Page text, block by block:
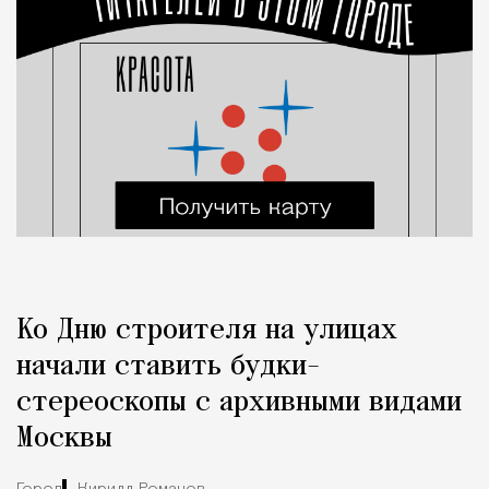
Ко Дню строителя на улицах
начали ставить будки-
стереоскопы с архивными видами
Москвы